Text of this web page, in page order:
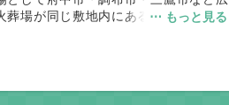
場が同じ敷地内にあるため移動が少
⋯ もっと見る